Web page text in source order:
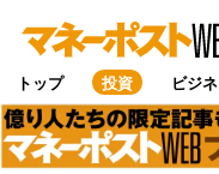
トップ 投資 ビジ